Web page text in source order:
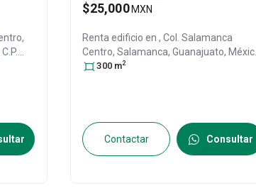
C.P.
$25,000 MXN
Renta edificio en, Col. Salamanca
Centro,Salamanca, Guanajuato, México
C.P. 36700
300 m2
Contactar Consultar